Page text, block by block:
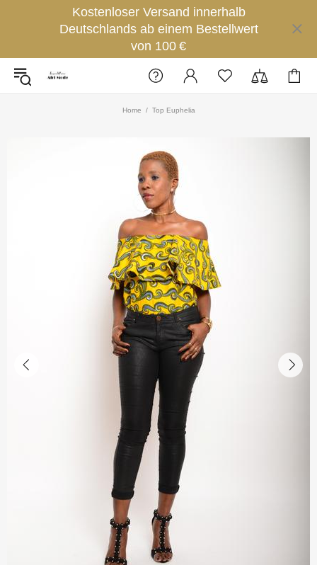
Kostenloser Versand innerhalb
Deutschlands ab einem Bestellwert
von 100 €
Home Top Euphelia